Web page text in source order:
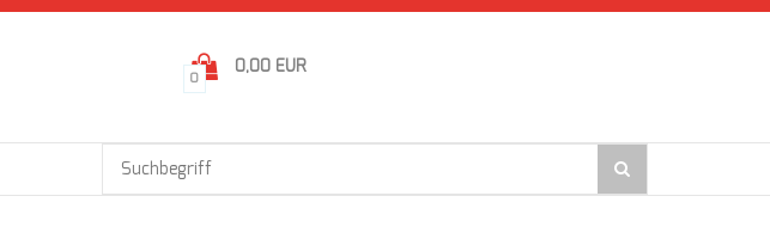
0,00 EUR
0